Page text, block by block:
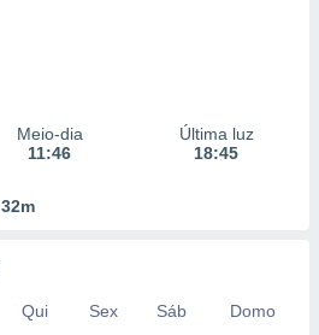
Meio-dia
11:46
Última luz
18:45
32m
Qui Sex Sáb
Domo